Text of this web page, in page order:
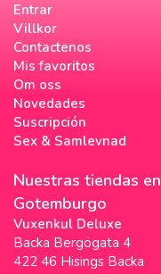
Entrar
Villkor
Contactenos
Mis favoritos
Om oss
Novedades
Suscripción
Sex & Samlevnad
Nuestras tiendas en
Gotemburgo
Vuxenkul Deluxe
Backa Bergögata 4
422 46 Hisings Backa